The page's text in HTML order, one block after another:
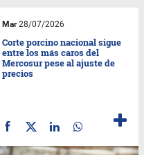
Mar28/07/2026
Corte porcino nacional sigue
entre los más caros del
Mercosur pese al ajuste de
precios